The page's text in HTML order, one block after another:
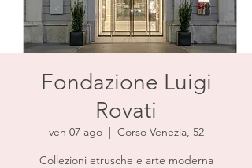
Fondazione Luigi
Rovati
ven 07 ago
  |
Corso Venezia, 52
Collezioni etrusche e arte moderna